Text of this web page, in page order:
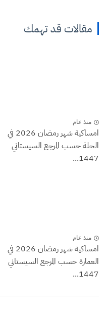
مقالات قد تهمك
منذ عام
امساكية شهر رمضان 2026 في
الحلة حسب المرجع السيستاني
1447...
منذ عام
امساكية شهر رمضان 2026 في
العمارة حسب المرجع السيستاني
1447...